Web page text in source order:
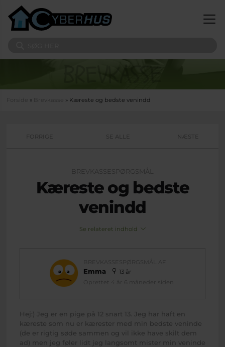
Du er her
» Brevkasse » Kæreste og bedste venindd
FORRIGE SE ALLE NÆSTE
BREVKASSESPØRGSMÅL
Kæreste og bedste
venindd
Se relateret indhold
BREVKASSESPØRGSMÅL AF
Emma
13 år
Oprettet 4 år 6 måneder siden
Hej:) Jeg er en pige på 12 snart 13. Jeg har haft en
kæreste som nu er kærester med min bedste veninde
(de er rigtig søde sammen og vil ikke have skilt dem
ad) men jeg føler lidt jeg langsomt mister min veninde